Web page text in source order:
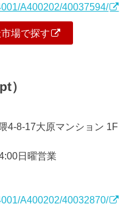
A400202/40037594/
場で探す
）
4-8-17大原マンション 1F
日曜営業
A400202/40032870/